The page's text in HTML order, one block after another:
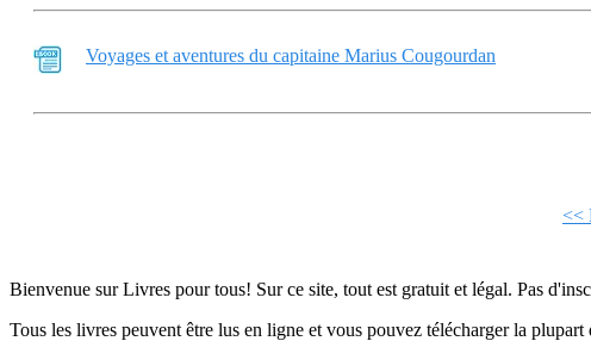
Voyages et aventures du capitaine Marius Cougourdan
<<
Bienvenue sur Livres pour tous! Sur ce site, tout est gratuit et légal. Pas
Tous les livres peuvent être lus en ligne et vous pouvez télécharger la